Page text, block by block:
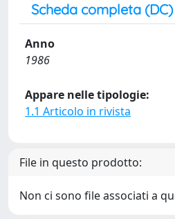
Scheda completa (DC)
Anno
1986
Appare nelle tipologie:
1.1 Articolo in rivista
File in questo prodotto:
Non ci sono file associati a